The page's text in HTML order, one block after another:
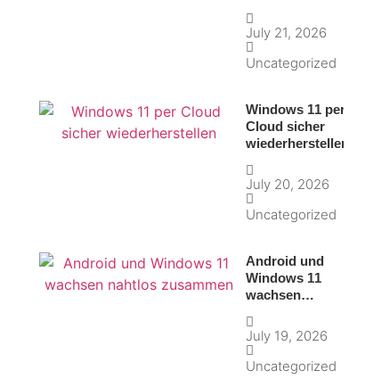
July 21, 2026
Uncategorized
Windows 11 per
Cloud sicher
wiederherstellen
July 20, 2026
Uncategorized
Android und
Windows 11
wachsen
zusammen
July 19, 2026
Uncategorized